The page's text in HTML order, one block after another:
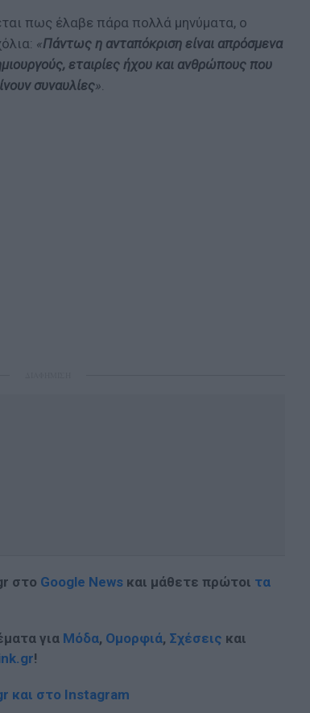
πως έλαβε πάρα πολλά μηνύματα, ο
«Πάντως η ανταπόκριση είναι απρόσμενα
εταιρίες ήχου και ανθρώπους που
συναυλίες».
στο Google News και μάθετε πρώτοι τα
για Μόδα, Ομορφιά, Σχέσεις και
!
και στο Instagram